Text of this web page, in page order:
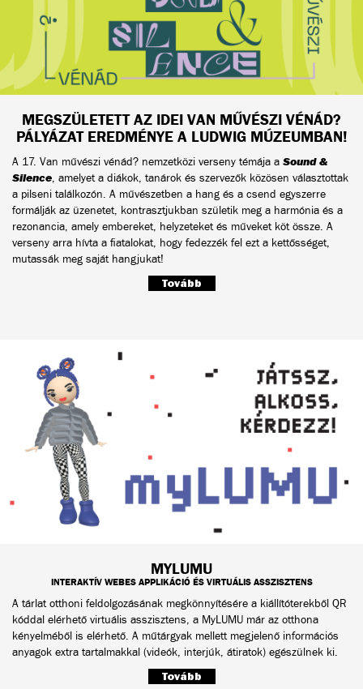
MEGSZÜLETETT AZ IDEI VAN MŰVÉSZI VÉNÁD?
PÁLYÁZAT EREDMÉNYE A LUDWIG MÚZEUMBAN!
A 17. Van művészi vénád? nemzetközi verseny témája a Sound &
Silence, amelyet a diákok, tanárok és szervezők közösen választottak
a pilseni találkozón. A művészetben a hang és a csend egyszerre
formálják az üzenetet, kontrasztjukban születik meg a harmónia és a
rezonancia, amely embereket, helyzeteket és műveket köt össze. A
verseny arra hívta a fiatalokat, hogy fedezzék fel ezt a kettősséget,
mutassák meg saját hangjukat!
Tovább
MYLUMU
INTERAKTÍV WEBES APPLIKÁCIÓ ÉS VIRTUÁLIS ASSZISZTENS
A tárlat otthoni feldolgozásának megkönnyítésére a kiállítóterekből QR
kóddal elérhető virtuális asszisztens, a MyLUMU már az otthona
kényelméből is elérhető. A műtárgyak mellett megjelenő információs
anyagok extra tartalmakkal (videók, interjúk, átiratok) egészülnek ki.
Tovább